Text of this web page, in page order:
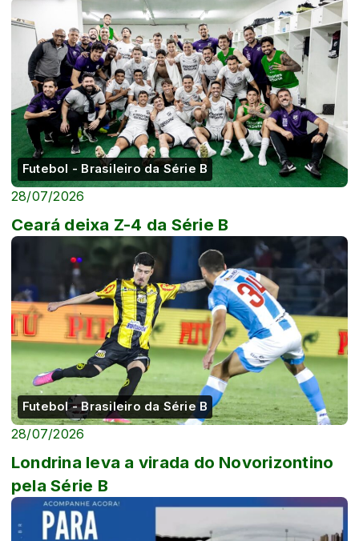
Futebol - Brasileiro da Série B
28/07/2026
Ceará deixa Z-4 da Série B
Futebol - Brasileiro da Série B
28/07/2026
Londrina leva a virada do Novorizontino
pela Série B